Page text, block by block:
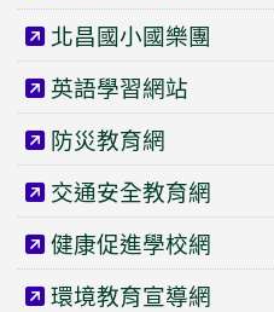
北昌國小國樂團
英語學習網站
防災教育網
交通安全教育網
健康促進學校網
環境教育宣導網